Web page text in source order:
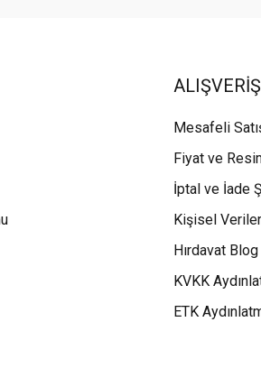
ALIŞVERİŞ
Mesafeli
Fiyat ve
İptal ve İade
Kişisel
Hırdavat Blog
KVKK
ETK